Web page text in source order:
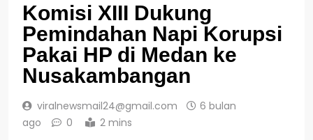
Komisi XIII Dukung
Pemindahan Napi Korupsi
Pakai HP di Medan ke
Nusakambangan
viralnewsmail24@gmail.com
6 bulan
ago
0 2 mins